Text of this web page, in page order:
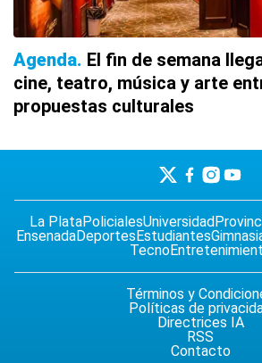
Agenda El fin de semana
cine, teatro, música y arte
propuestas culturales
La PlataPolicialesUniversidad
EnsenadaDeportes Estudiantes
Tecno
Términos y
Políticas de
Directrices IA
RSS
Contacto